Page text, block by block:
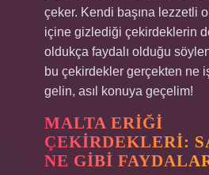
çeker. Kendi başına lezzetli
içine gizlediği çekirdeklerin
oldukça faydalı olduğu
bu çekirdekler gerçekten ne
gelin, asıl konuya geçelim!
MALTA ERIĞI
ÇEKIRDEKLERI:
NE GIBI